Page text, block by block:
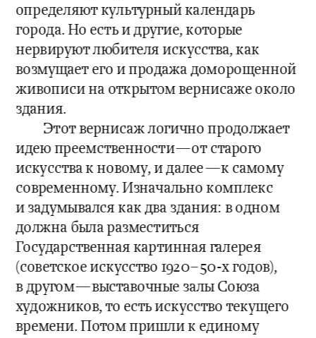
определяют культурный календарь
города. Но есть и другие, которые
нервируют любителя искусства, как
возмущает его и продажа доморощенной
живописи на открытом вернисаже около
здания.
Этот вернисаж логично продолжает
идею преемственности—от старого
искусства к новому, и далее—к самому
современному. Изначально комплекс
и задумывался как два здания: в одном
должна была разместиться
Государственная картинная галерея
(советское искусство 1920–50-х годов),
в другом—выставочные залы Союза
художников, то есть искусство текущего
времени. Потом пришли к единому